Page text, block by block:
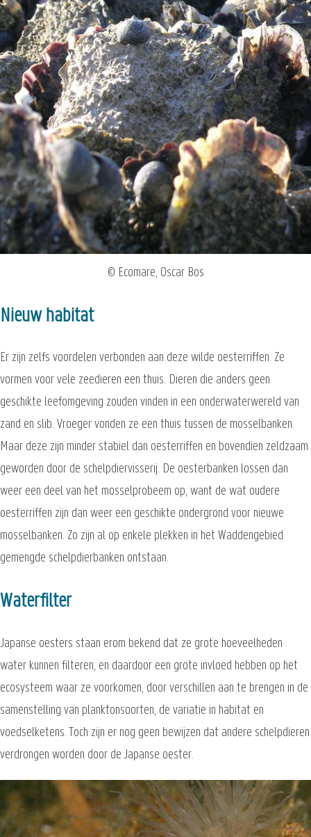
© Ecomare, Oscar Bos
Nieuw habitat
Er zijn zelfs voordelen verbonden aan deze wilde oesterriffen. Ze
vormen voor vele zeedieren een thuis. Dieren die anders geen
geschikte leefomgeving zouden vinden in een onderwaterwereld van
zand en slib. Vroeger vonden ze een thuis tussen de mosselbanken.
Maar deze zijn minder stabiel dan oesterriffen en bovendien zeldzaam
geworden door de schelpdiervisserij. De oesterbanken lossen dan
weer een deel van het mosselprobeem op, want de wat oudere
oesterriffen zijn dan weer een geschikte ondergrond voor nieuwe
mosselbanken. Zo zijn al op enkele plekken in het Waddengebied
gemengde schelpdierbanken ontstaan.
Waterfilter
Japanse oesters staan erom bekend dat ze grote hoeveelheden
water kunnen filteren, en daardoor een grote invloed hebben op het
ecosysteem waar ze voorkomen, door verschillen aan te brengen in de
samenstelling van planktonsoorten, de variatie in habitat en
voedselketens. Toch zijn er nog geen bewijzen dat andere schelpdieren
verdrongen worden door de Japanse oester.